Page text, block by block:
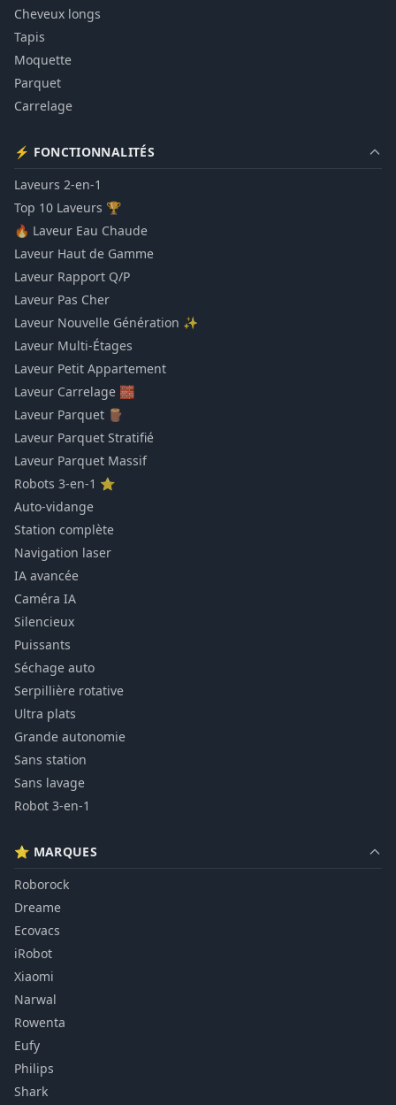
Cheveux longs
Tapis
Moquette
Parquet
Carrelage
⚡ FONCTIONNALITÉS
Laveurs 2-en-1
Top 10 Laveurs 🏆
🔥 Laveur Eau Chaude
Laveur Haut de Gamme
Laveur Rapport Q/P
Laveur Pas Cher
Laveur Nouvelle Génération ✨
Laveur Multi-Étages
Laveur Petit Appartement
Laveur Carrelage 🧱
Laveur Parquet 🪵
Laveur Parquet Stratifié
Laveur Parquet Massif
Robots 3-en-1 ⭐
Auto-vidange
Station complète
Navigation laser
IA avancée
Caméra IA
Silencieux
Puissants
Séchage auto
Serpillière rotative
Ultra plats
Grande autonomie
Sans station
Sans lavage
Robot 3-en-1
⭐ MARQUES
Roborock
Dreame
Ecovacs
iRobot
Xiaomi
Narwal
Rowenta
Eufy
Philips
Shark